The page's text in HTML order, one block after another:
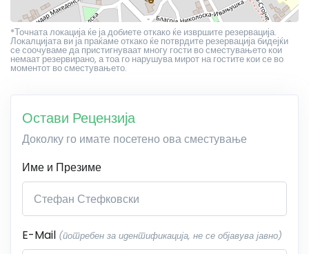
*Точната локација ќе ја добиете откако ќе извршите резервација.
Локалцијата ви ја праќаме откако ќе потврдите резервација бидејќи
се соочуваме да пристигнуваат многу гости во сместувањето кои
немаат резервирано, а тоа го нарушува мирот на гостите кои се во
моментот во сместувањето.
Остави Рецензија
Доколку го имате посетено ова сместување
Име и Презиме
E-Mail (потребен за идентификација, не се објавува јавно)